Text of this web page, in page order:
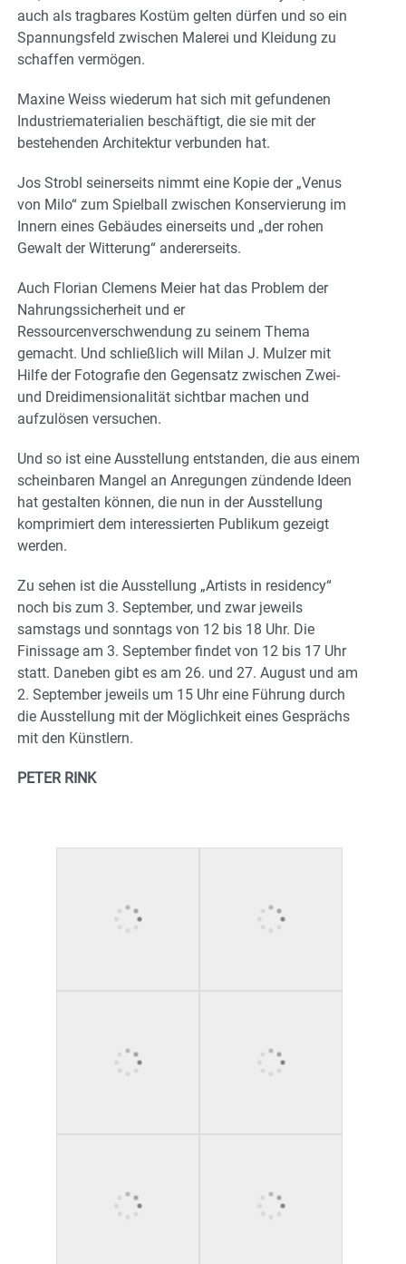
auch als tragbares Kostüm gelten dürfen und so ein
Spannungsfeld zwischen Malerei und Kleidung zu
schaffen vermögen.
Maxine Weiss wiederum hat sich mit gefundenen
Industriematerialien beschäftigt, die sie mit der
bestehenden Architektur verbunden hat.
Jos Strobl seinerseits nimmt eine Kopie der „Venus
von Milo“ zum Spielball zwischen Konservierung im
Innern eines Gebäudes einerseits und „der rohen
Gewalt der Witterung“ andererseits.
Auch Florian Clemens Meier hat das Problem der
Nahrungssicherheit und er
Ressourcenverschwendung zu seinem Thema
gemacht. Und schließlich will Milan J. Mulzer mit
Hilfe der Fotografie den Gegensatz zwischen Zwei-
und Dreidimensionalität sichtbar machen und
aufzulösen versuchen.
Und so ist eine Ausstellung entstanden, die aus einem
scheinbaren Mangel an Anregungen zündende Ideen
hat gestalten können, die nun in der Ausstellung
komprimiert dem interessierten Publikum gezeigt
werden.
Zu sehen ist die Ausstellung „Artists in residency“
noch bis zum 3. September, und zwar jeweils
samstags und sonntags von 12 bis 18 Uhr. Die
Finissage am 3. September findet von 12 bis 17 Uhr
statt. Daneben gibt es am 26. und 27. August und am
2. September jeweils um 15 Uhr eine Führung durch
die Ausstellung mit der Möglichkeit eines Gesprächs
mit den Künstlern.
PETER RINK